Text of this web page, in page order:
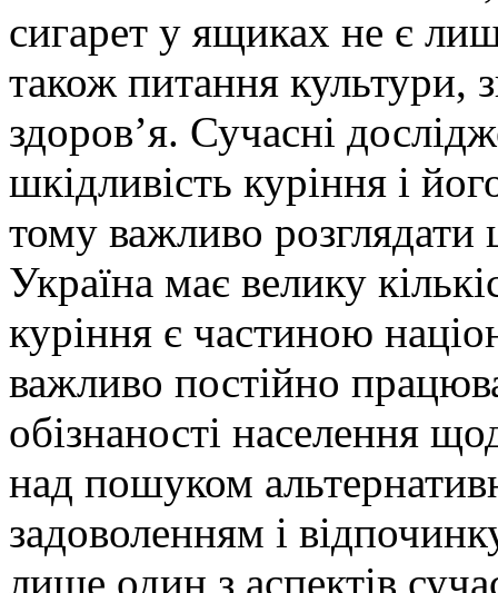
сигарет у ящиках не є
також питання культури,
здоров’я. Сучасні
шкідливість куріння і
тому важливо
Україна має велику
куріння є частиною
важливо постійно
обізнаності населення
над пошуком
задоволенням і
лише один з аспектів